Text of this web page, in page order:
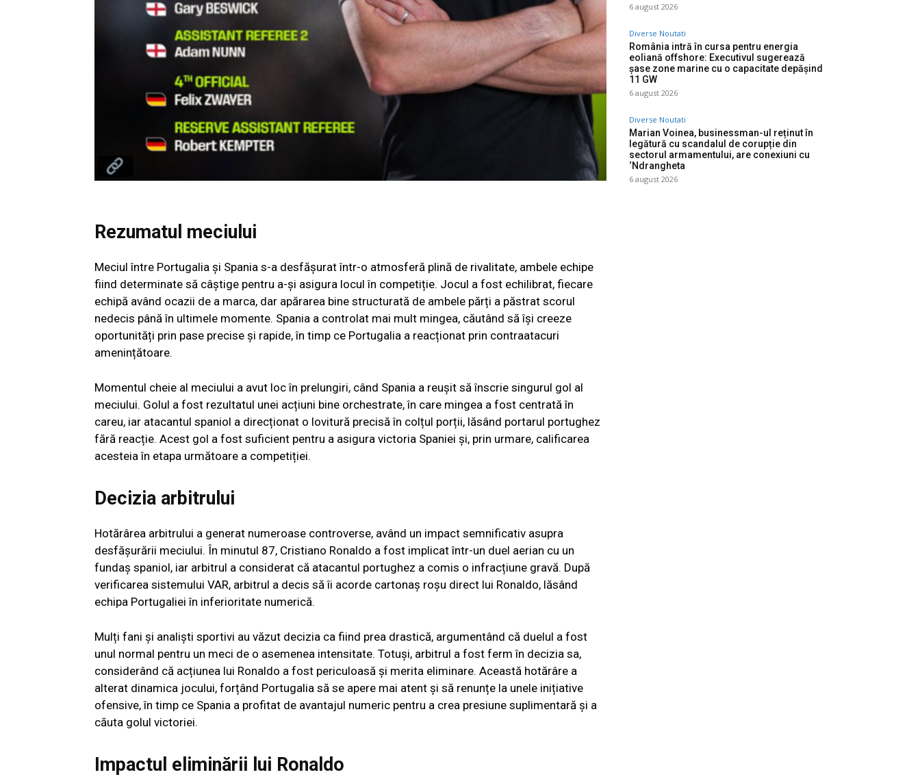
Rezumatul meciului
Meciul între Portugalia și Spania s-a desfășurat într-o atmosferă plină de rivalitate, ambele echipe
fiind determinate să câștige pentru a-și asigura locul în competiție. Jocul a fost echilibrat, fiecare
echipă având ocazii de a marca, dar apărarea bine structurată de ambele părți a păstrat scorul
nedecis până în ultimele momente. Spania a controlat mai mult mingea, căutând să își creeze
oportunități prin pase precise și rapide, în timp ce Portugalia a reacționat prin contraatacuri
amenințătoare.
Momentul cheie al meciului a avut loc în prelungiri, când Spania a reușit să înscrie singurul gol al
meciului. Golul a fost rezultatul unei acțiuni bine orchestrate, în care mingea a fost centrată în
careu, iar atacantul spaniol a direcționat o lovitură precisă în colțul porții, lăsând portarul portughez
fără reacție. Acest gol a fost suficient pentru a asigura victoria Spaniei și, prin urmare, calificarea
acesteia în etapa următoare a competiției.
Decizia arbitrului
Hotărârea arbitrului a generat numeroase controverse, având un impact semnificativ asupra
desfășurării meciului. În minutul 87, Cristiano Ronaldo a fost implicat într-un duel aerian cu un
fundaș spaniol, iar arbitrul a considerat că atacantul portughez a comis o infracțiune gravă. După
verificarea sistemului VAR, arbitrul a decis să îi acorde cartonaș roșu direct lui Ronaldo, lăsând
echipa Portugaliei în inferioritate numerică.
Mulți fani și analiști sportivi au văzut decizia ca fiind prea drastică, argumentând că duelul a fost
unul normal pentru un meci de o asemenea intensitate. Totuși, arbitrul a fost ferm în decizia sa,
considerând că acțiunea lui Ronaldo a fost periculoasă și merita eliminare. Această hotărâre a
alterat dinamica jocului, forțând Portugalia să se apere mai atent și să renunțe la unele inițiative
ofensive, în timp ce Spania a profitat de avantajul numeric pentru a crea presiune suplimentară și a
căuta golul victoriei.
Impactul eliminării lui Ronaldo
6 august 2026
Diverse Noutati
România intră în cursa pentru energia
eoliană offshore: Executivul sugerează
șase zone marine cu o capacitate depășind
11 GW
6 august 2026
Diverse Noutati
Marian Voinea, businessman-ul reținut în
legătură cu scandalul de corupție din
sectorul armamentului, are conexiuni cu
‘Ndrangheta
6 august 2026